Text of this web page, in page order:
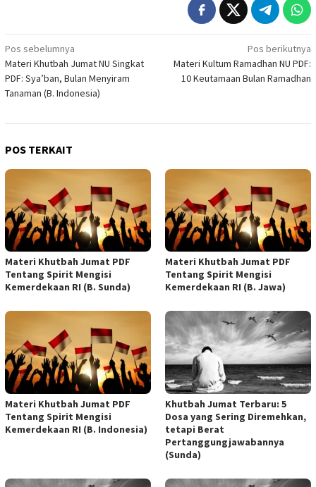
Navigasi
pos
Pos sebelumnya
Materi Khutbah Jumat NU Singkat
PDF: Sya’ban, Bulan Menyiram
Tanaman (B. Indonesia)
Pos berikutnya
Materi Kultum Ramadhan NU PDF:
10 Keutamaan Bulan Ramadhan
POS TERKAIT
Materi Khutbah Jumat PDF
Tentang Spirit Mengisi
Kemerdekaan RI (B. Sunda)
Materi Khutbah Jumat PDF
Tentang Spirit Mengisi
Kemerdekaan RI (B. Jawa)
Materi Khutbah Jumat PDF
Tentang Spirit Mengisi
Kemerdekaan RI (B. Indonesia)
Khutbah Jumat Terbaru: 5
Dosa yang Sering Diremehkan,
tetapi Berat
Pertanggungjawabannya
(Sunda)